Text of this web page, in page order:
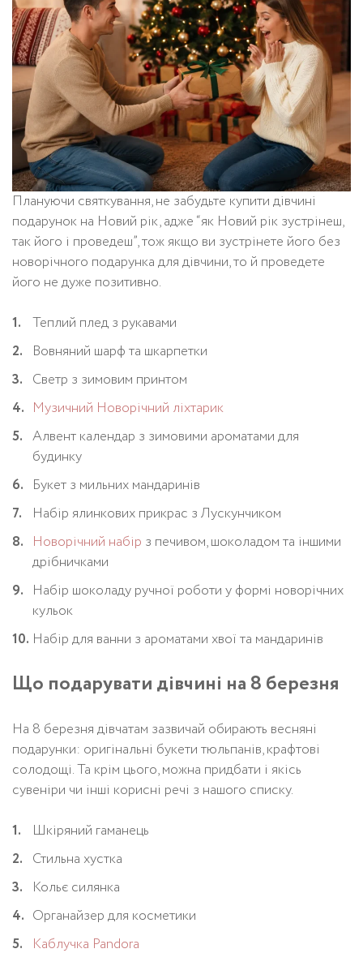
Плануючи святкування, не забудьте купити дівчині
подарунок на Новий рік, адже “як Новий рік зустрінеш,
так його і проведеш”, тож якщо ви зустрінете його без
новорічного подарунка для дівчини, то й проведете
його не дуже позитивно.
Теплий плед з рукавами
Вовняний шарф та шкарпетки
Светр з зимовим принтом
Музичний Новорічний ліхтарик
Алвент календар з зимовими ароматами для
будинку
Букет з мильних мандаринів
Набір ялинкових прикрас з Лускунчиком
Новорічний набір з печивом, шоколадом та іншими
дрібничками
Набір шоколаду ручної роботи у формі новорічних
кульок
Набір для ванни з ароматами хвої та мандаринів
Що подарувати дівчині на 8 березня
На 8 березня дівчатам зазвичай обирають весняні
подарунки: оригінальні букети тюльпанів, крафтові
солодощі. Та крім цього, можна придбати і якісь
сувеніри чи інші корисні речі з нашого списку.
Шкіряний гаманець
Стильна хустка
Кольє силянка
Органайзер для косметики
Каблучка Pandora